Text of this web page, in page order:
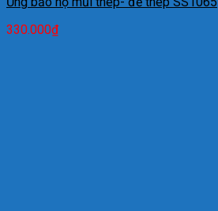
330.000₫